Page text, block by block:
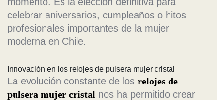
celebrar aniversarios, cumpleaños o hitos
profesionales importantes de la mujer
moderna en Chile.
Innovación en los relojes de pulsera mujer cristal
La evolución constante de los relojes de
pulsera mujer cristal nos ha permitido crear